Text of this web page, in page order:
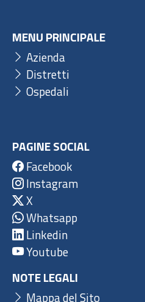
MENU PRINCIPALE
Azienda
Distretti
Ospedali
PAGINE SOCIAL
Facebook
Instagram
X
Whatsapp
Linkedin
Youtube
NOTE LEGALI
Mappa del Sito